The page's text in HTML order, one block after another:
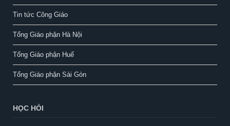
Tin tức Công Giáo
Tổng Giáo phận Hà Nội
Tổng Giáo phận Huế
Tổng Giáo phận Sài Gòn
HỌC HỎI